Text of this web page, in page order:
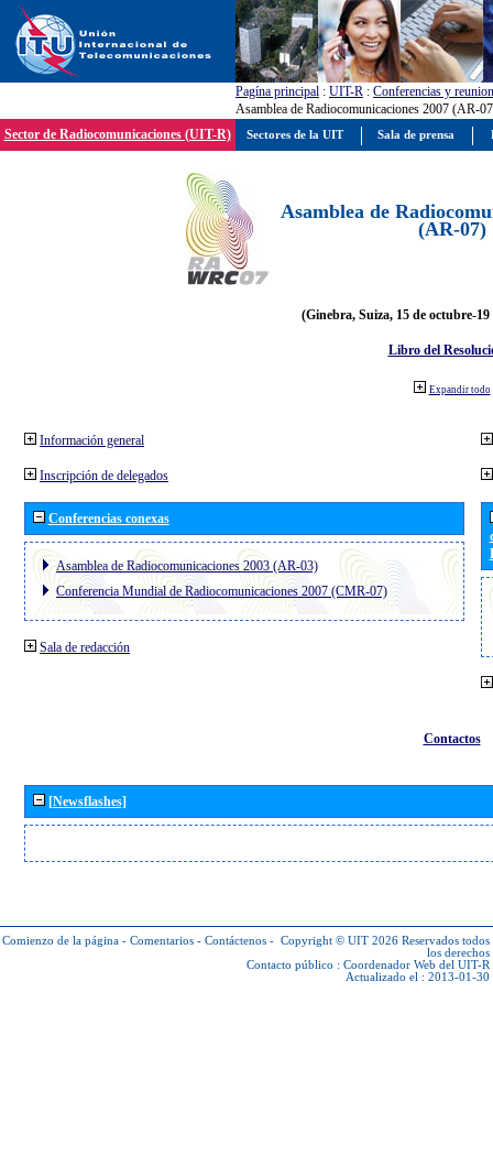
Pagína principal : UIT-R : Conferencias y
Asamblea de Radiocomunicaciones 2007 (AR-
Sector de Radiocomunicaciones (UIT-R)
Asamblea de
(AR-07)
(Ginebra, Suiza, 15 de octubre-19
Libro del
Expandir todo
Información general
Inscripción de delegados
Conferencias conexas
Asamblea de Radiocomunicaciones 2003 (AR-03)
Conferencia Mundial de Radiocomunicaciones 2007 (CMR-07)
Sala de redacción
Contactos
[Newsflashes]
Comienzo de la página - Comentarios - Contáctenos - Copyright © UIT 2026 Reservados todos
los derechos
Contacto público : Coordenador Web del UIT-R
Actualizado el : 2013-01-30
Sectores de la UIT Sala de prensa